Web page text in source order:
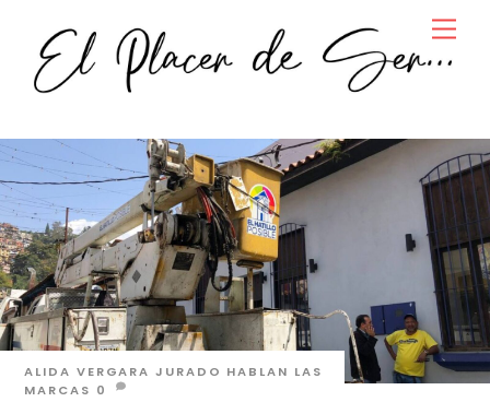
content
ALIDA VERGARA JURADO HABLAN LAS
MARCAS 0